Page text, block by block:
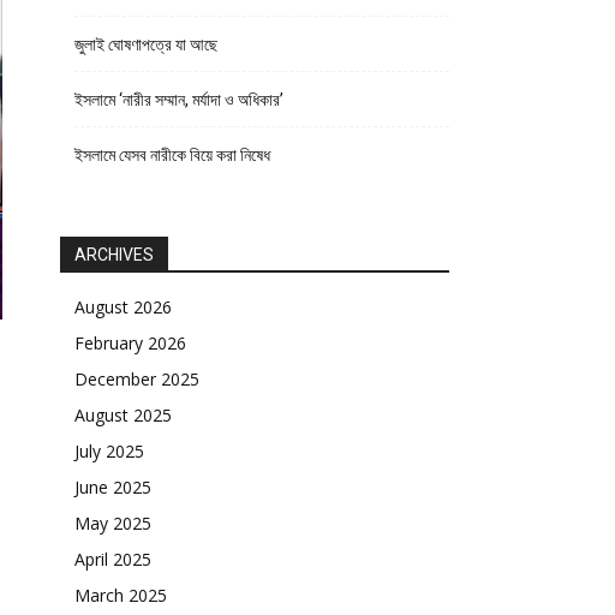
জুলাই ঘোষণাপত্রে যা আছে
ইসলামে ‘নারীর সম্মান, মর্যাদা ও অধিকার’
ইসলামে যেসব নারীকে বিয়ে করা নিষেধ
ARCHIVES
August 2026
February 2026
December 2025
August 2025
July 2025
June 2025
May 2025
April 2025
March 2025